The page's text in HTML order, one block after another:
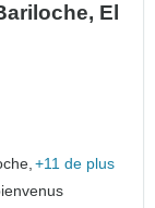
El
+11 de plus